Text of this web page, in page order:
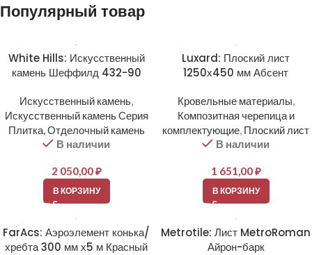
Популярный товар
White Hills: Искусственный
камень Шеффилд 432-90
Искусственный камень,
Искусственный камень Серия
Плитка, Отделочный камень
В наличии
2 050,00₽
В КОРЗИНУ
Luxard: Плоский лист
1250х450 мм Абсент
Кровельные материалы,
Композитная черепица и
комплектующие, Плоский лист
В наличии
1 651,00₽
В КОРЗИНУ
FarAcs: Аэроэлемент конька/
хребта 300 мм х5 м Красный
Metrotile: Лист MetroRoman
Айрон-барк